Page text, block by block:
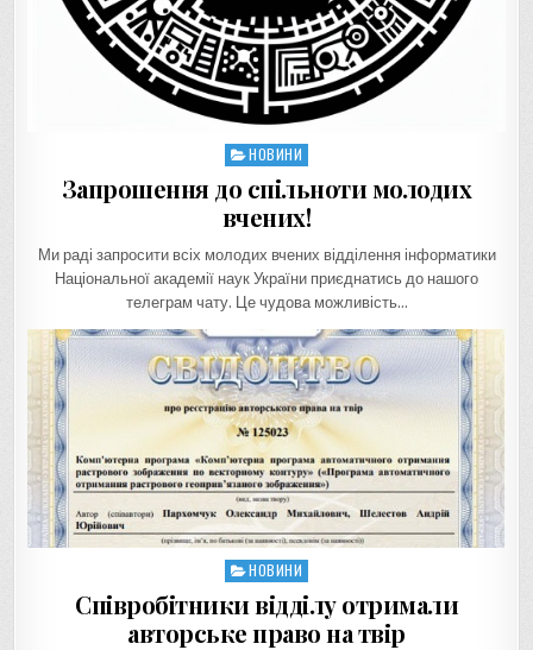
Posted
НОВИНИ
Запрошення до спільноти молодих
вчених!
Ми раді запросити всіх молодих вчених відділення інформатики
Національної академії наук України приєднатись до нашого
телеграм чату. Це чудова можливість…
Posted
НОВИНИ
Співробітники відділу отримали
авторське право на твір